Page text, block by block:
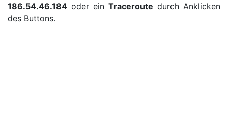
186.54.46.184 oder ein Traceroute durch Anklicken
des Buttons.